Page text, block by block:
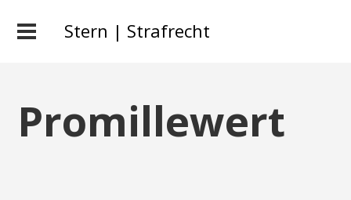
Stern | Strafrecht
Promillewert